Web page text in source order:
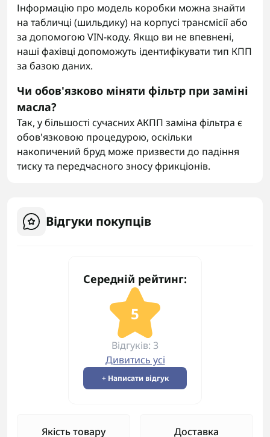
Інформацію про модель коробки можна знайти
на табличці (шильдику) на корпусі трансмісії або
за допомогою VIN-коду. Якщо ви не впевнені,
наші фахівці допоможуть ідентифікувати тип КПП
за базою даних.
Чи обов'язково міняти фільтр при заміні
масла?
Так, у більшості сучасних АКПП заміна фільтра є
обов'язковою процедурою, оскільки
накопичений бруд може призвести до падіння
тиску та передчасного зносу фрикціонів.
Відгуки покупців
Середній рейтинг:
5
Відгуків: 3
Дивитись усі
+ Написати відгук
Якість товару Доставка